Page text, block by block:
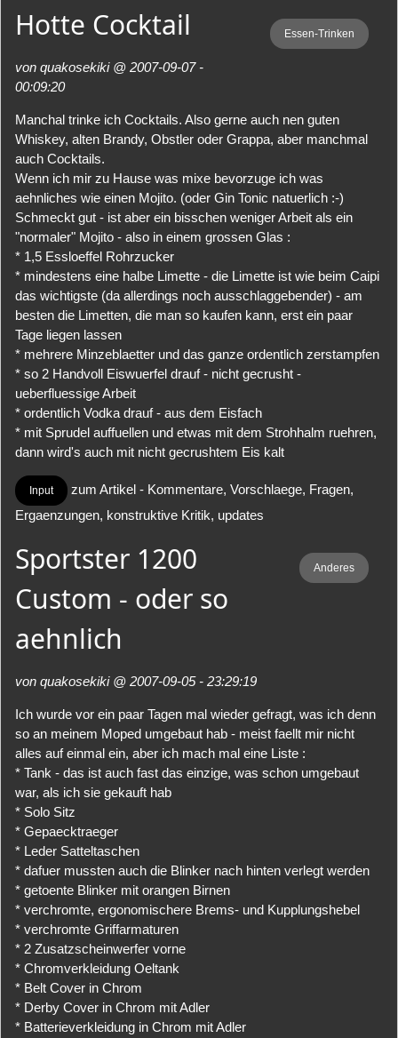
Essen-Trinken
Hotte Cocktail
von quakosekiki @ 2007-09-07 -
00:09:20
Manchal trinke ich Cocktails. Also gerne auch nen guten
Whiskey, alten Brandy, Obstler oder Grappa, aber manchmal
auch Cocktails.
Wenn ich mir zu Hause was mixe bevorzuge ich was
aehnliches wie einen Mojito. (oder Gin Tonic natuerlich :-)
Schmeckt gut - ist aber ein bisschen weniger Arbeit als ein
"normaler" Mojito - also in einem grossen Glas :
* 1,5 Essloeffel Rohrzucker
* mindestens eine halbe Limette - die Limette ist wie beim Caipi
das wichtigste (da allerdings noch ausschlaggebender) - am
besten die Limetten, die man so kaufen kann, erst ein paar
Tage liegen lassen
* mehrere Minzeblaetter und das ganze ordentlich zerstampfen
* so 2 Handvoll Eiswuerfel drauf - nicht gecrusht -
ueberfluessige Arbeit
* ordentlich Vodka drauf - aus dem Eisfach
* mit Sprudel auffuellen und etwas mit dem Strohhalm ruehren,
dann wird's auch mit nicht gecrushtem Eis kalt
Input
zum Artikel - Kommentare, Vorschlaege, Fragen,
Ergaenzungen, konstruktive Kritik, updates
Anderes
Sportster 1200
Custom - oder so
aehnlich
von quakosekiki @ 2007-09-05 - 23:29:19
Ich wurde vor ein paar Tagen mal wieder gefragt, was ich denn
so an meinem Moped umgebaut hab - meist faellt mir nicht
alles auf einmal ein, aber ich mach mal eine Liste :
* Tank - das ist auch fast das einzige, was schon umgebaut
war, als ich sie gekauft hab
* Solo Sitz
* Gepaecktraeger
* Leder Satteltaschen
* dafuer mussten auch die Blinker nach hinten verlegt werden
* getoente Blinker mit orangen Birnen
* verchromte, ergonomischere Brems- und Kupplungshebel
* verchromte Griffarmaturen
* 2 Zusatzscheinwerfer vorne
* Chromverkleidung Oeltank
* Belt Cover in Chrom
* Derby Cover in Chrom mit Adler
* Batterieverkleidung in Chrom mit Adler